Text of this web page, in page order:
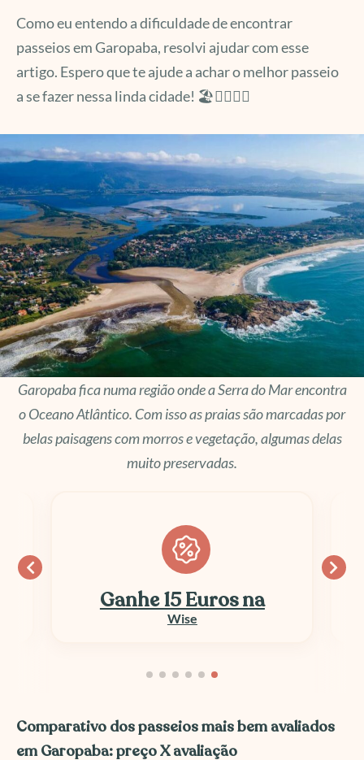
Como eu entendo a dificuldade de encontrar
passeios em Garopaba, resolvi ajudar com esse
artigo. Espero que te ajude a achar o melhor passeio
a se fazer nessa linda cidade! 🏖️🏄🏻‍♀️🐋
Garopaba fica numa região onde a Serra do Mar encontra
o Oceano Atlântico. Com isso as praias são marcadas por
belas paisagens com morros e vegetação, algumas delas
muito preservadas.
Ganhe 15 Euros na
Wise
Comparativo dos passeios mais bem avaliados
em Garopaba: preço X avaliação